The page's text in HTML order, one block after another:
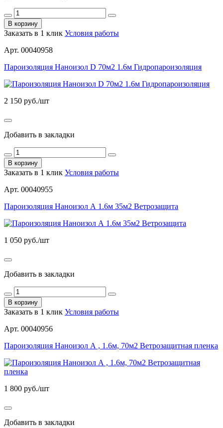
В корзину
Заказать в 1 клик Условия работы
Арт. 00040958
Пароизоляция Наноизол D 70м2 1.6м Гидропароизоляция
2 150 руб./шт
Добавить в закладки
В корзину
Заказать в 1 клик Условия работы
Арт. 00040955
Пароизоляция Наноизол А 1.6м 35м2 Ветрозащита
1 050 руб./шт
Добавить в закладки
В корзину
Заказать в 1 клик Условия работы
Арт. 00040956
Пароизоляция Наноизол А , 1.6м, 70м2 Ветрозащитная пленка
1 800 руб./шт
Добавить в закладки